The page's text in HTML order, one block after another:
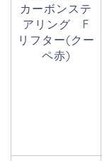
カーボンステ
アリング F
リフター(クー
ペ赤)